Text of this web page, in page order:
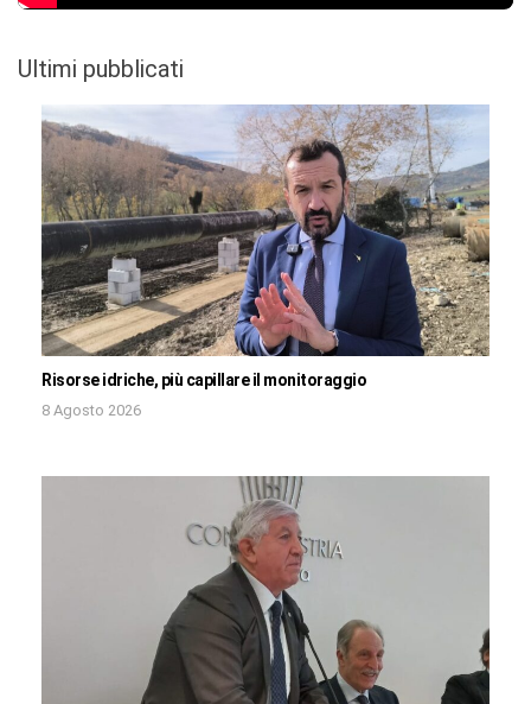
Ultimi pubblicati
Risorse idriche, più capillare il monitoraggio
8 Agosto 2026